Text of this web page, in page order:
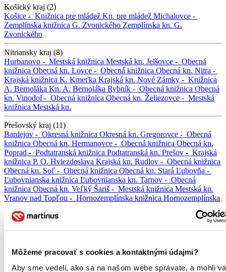
Môžeme pracovať s cookies a kontaktnými údajmi?
Aby sme vedeli, ako sa na našom webe správate, a mohli
Košický kraj (2)
Košice - Knižnica pre mládež Kn. pre mládež Michalovce -
Zemplínska knižnica G. Zvonického Zemplínska kn. G.
Zvonického
Nitriansky kraj (8)
Hurbanovo - Mestská knižnica Mestská kn. Jelšovce - Obecná
knižnica Obecná kn. Lovce - Obecná knižnica Obecná kn. Nitra -
Krajská knižnica K. Kmeťka Krajská kn. Nové Zámky - Knižnica
A. Bernoláka Kn. A. Bernoláka Rybník - Obecná knižnica Obecná
kn. Vinodol - Obecná knižnica Obecná kn. Želiezovce - Mestská
knižnica Mestská kn.
Prešovský kraj (11)
Bardejov - Okresná knižnica Okresná kn. Gregorovce - Obecná
knižnica Obecná kn. Hermanovce - Obecná knižnica Obecná kn.
Poprad - Podtatranská knižnica Podtatranská kn. Prešov - Krajská
knižnica P. O. Hviezdoslava Krajská kn. Rudlov - Obecná knižnica
Obecná kn. Soľ - Obecná knižnica Obecná kn. Stará Ľubovňa -
Ľubovnianska knižnica Ľubovnianska kn. Tarnov - Obecná
knižnica Obecná kn. Veľký Šariš - Mestská knižnica Mestská kn.
Vranov nad Topľou - Hornozemplínska knižnica Hornozemplínska
kn.
Obecná kn. Trenčín -Verejná knižnica Michala Rešetku Verejná